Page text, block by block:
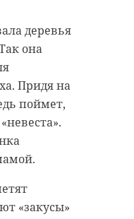
деревья
она
Придя на
поймет,
«закусы»
свои
лиц к
конкурсы
этапа
нашу